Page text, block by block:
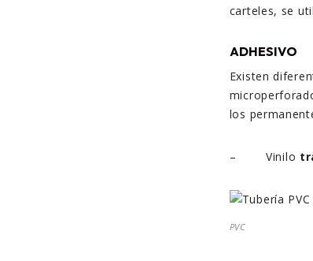
carteles, se
ADHESIVO
Existen
los
– Vinilo
PVC